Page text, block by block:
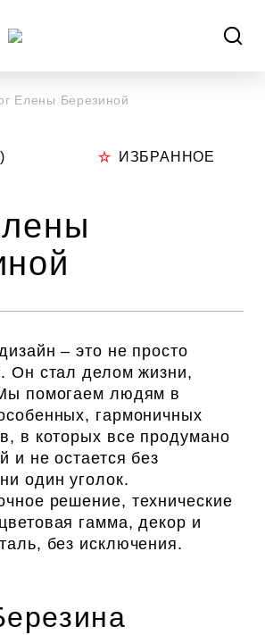
Елены Березиной
) ИЗБРАННОЕ
– это не просто
Он стал делом жизни,
помогаем людям в
гармоничных
в которых все продумано
и не остается без
один уголок.
решение, технические
гамма, декор и
без исключения.